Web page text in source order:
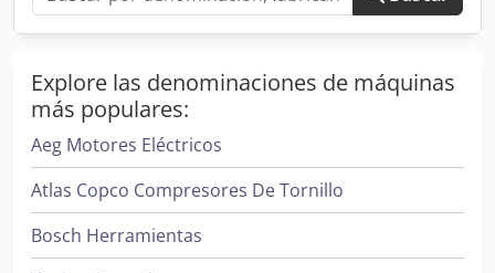
Explore las denominaciones de máquinas
más populares:
Aeg Motores Eléctricos
Atlas Copco Compresores De Tornillo
Bosch Herramientas